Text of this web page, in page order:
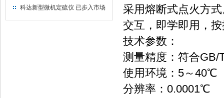
仪器仪表有限公司
科达新型微机定硫仪 已步入市场
采用熔断式点火方
交互，即学即用，
技术参数：
测量精度：符合GB/
使用环境：5～40℃
分辨率：0.0001℃